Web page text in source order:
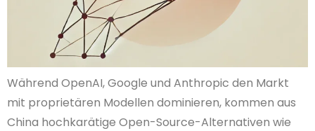
Während OpenAI, Google und Anthropic den Markt
mit proprietären Modellen dominieren, kommen aus
China hochkarätige Open-Source-Alternativen wie